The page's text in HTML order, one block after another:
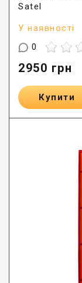
Satel
У наявності
0
2950 грн
Купити